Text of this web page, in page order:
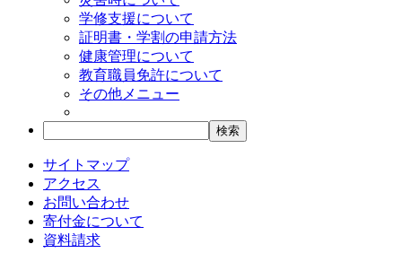
学修支援について
証明書・学割の申請方法
健康管理について
教育職員免許について
その他メニュー
サイトマップ
アクセス
お問い合わせ
寄付金について
資料請求